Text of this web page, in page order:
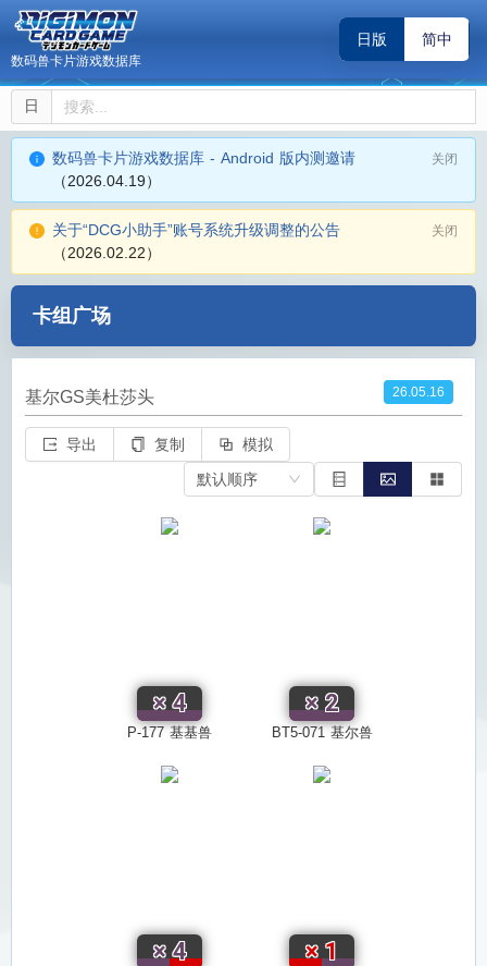
数码兽卡片游戏数据库
日版 简中
日
数码兽卡片游戏数据库 - Android 版内测邀请
（2026.04.19）
关闭
关于“DCG小助手”账号系统升级调整的公告
（2026.02.22）
关闭
卡组广场
基尔GS美杜莎头 26.05.16
导出 复制 模拟
默认顺序
P-177 基基兽
×4
BT5-071 基尔兽
×2
×4 ×1